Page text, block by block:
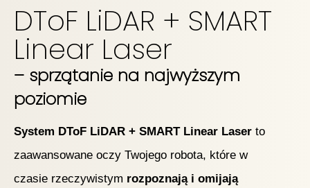
DToF LiDAR + SMART
Linear Laser
– sprzątanie na najwyższym
poziomie
System DToF LiDAR + SMART Linear Laser to
zaawansowane oczy Twojego robota, które w
czasie rzeczywistym rozpoznają i omijają